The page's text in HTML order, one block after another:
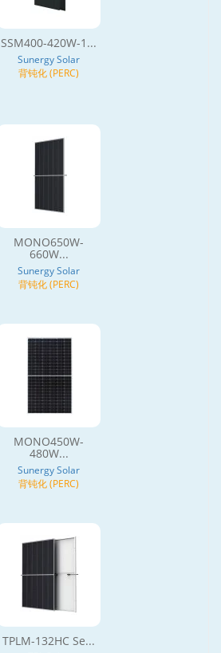
SSM400-420W-1...
Sunergy Solar
背钝化 (PERC)
MONO650W-
660W...
Sunergy Solar
背钝化 (PERC)
MONO450W-
480W...
Sunergy Solar
背钝化 (PERC)
TPLM-132HC Se...